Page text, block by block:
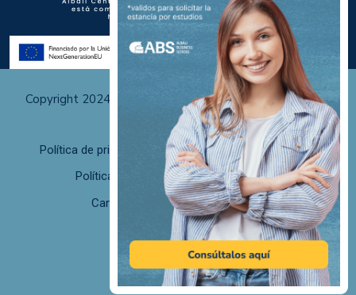
Copyright 2024 Albali Centros de Formación | Todos los
derechos reservados
Política de privacidad
Políticas de uso y cookies
Política de calidad
F. desistimiento
Canal de Denuncias/Canal Ético